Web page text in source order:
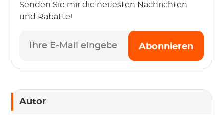
Senden Sie mir die neuesten Nachrichten
und Rabatte!
Abonnieren
Autor